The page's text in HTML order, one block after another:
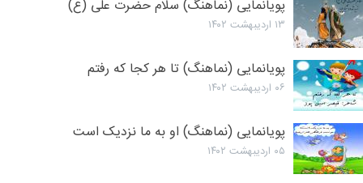
پویانمایی (نماهنگ) سلام حضرت علی (ع)
۱۳ اردیبهشت ۱۴۰۲
پویانمایی (نماهنگ) تا هر کجا که رفتم
۰۶ اردیبهشت ۱۴۰۲
پویانمایی (نماهنگ) او به ما نزدیک است
۰۵ اردیبهشت ۱۴۰۲